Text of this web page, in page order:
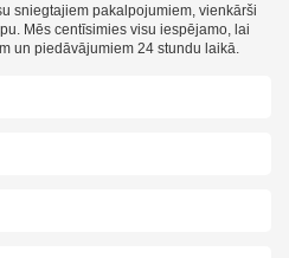
sniegtajiem pakalpojumiem, vienkārši
Mēs centīsimies visu iespējamo, lai
un piedāvājumiem 24 stundu laikā.